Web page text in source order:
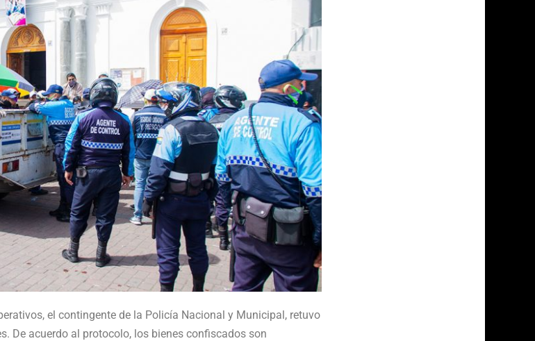
el contingente de la Policía Nacional y Municipal, retuvo
De acuerdo al protocolo, los bienes confiscados son